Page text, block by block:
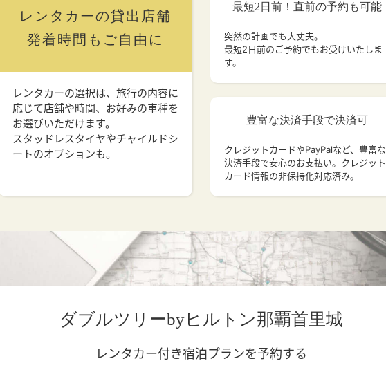
レンタカーの貸出店舗
発着時間もご自由に
レンタカーの選択は、旅行の内容に
応じて店舗や時間、お好みの車種を
お選びいただけます。
スタッドレスタイヤやチャイルドシ
ートのオプションも。
最短2日前！直前の予約も可能
突然の計画でも大丈夫。
最短2日前のご予約でもお受けいたしま
す。
豊富な決済手段で決済可
クレジットカードやPayPalなど、豊富な
決済手段で安心のお支払い。クレジット
カード情報の非保持化対応済み。
ダブルツリーbyヒルトン那覇首里城
レンタカー付き宿泊プランを予約する